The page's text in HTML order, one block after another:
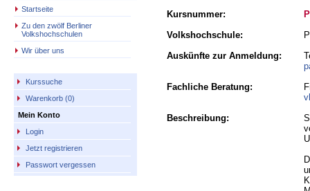
Startseite
Zu den zwölf Berliner
Volkshochschulen
Wir über uns
Kurssuche
Warenkorb (0)
Mein Konto
Login
Jetzt registrieren
Passwort vergessen
Kursnummer:
Volkshochschule:
Auskünfte zur Anmeldung:
Fachliche Beratung:
Beschreibung: